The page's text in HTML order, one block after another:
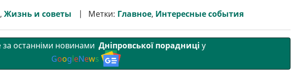
r l
, Жизнь и советы Метки: Главное, Интересные события
за останніми новинами Дніпровської порадниці у
GoogleNews